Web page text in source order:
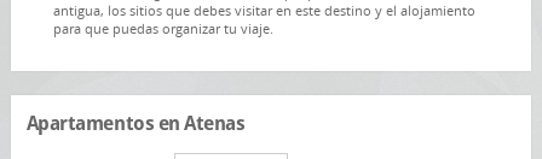
antigua, los sitios que debes visitar en este destino y el alojamiento
para que puedas organizar tu viaje.
Apartamentos en Atenas